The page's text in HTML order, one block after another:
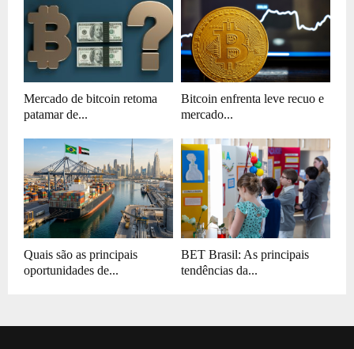
Mercado de bitcoin retoma
patamar de...
Bitcoin enfrenta leve recuo e
mercado...
Quais são as principais
oportunidades de...
BET Brasil: As principais
tendências da...